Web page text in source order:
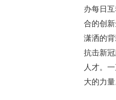
办每日
合的创
潇洒的
抗击新
人才。
大的力量